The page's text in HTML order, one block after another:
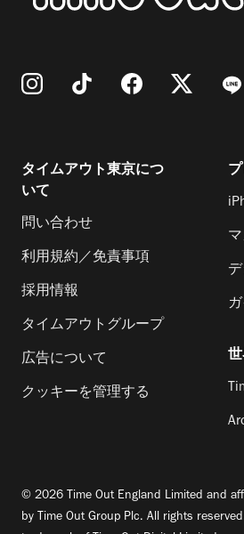
タイムアウト東京につ
いて
問い合わせ
利用規約／免責事項
採用情報
タイムアウトグループ
広告について
クッキーを管理する
© 2026 Time Out England Limited and
by Time Out Group Plc. All rights